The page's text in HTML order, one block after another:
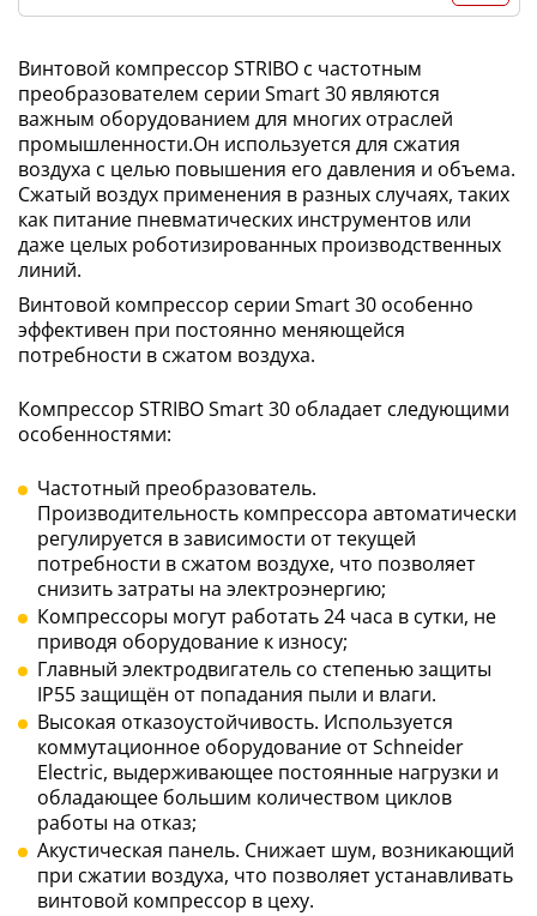
Винтовой компрессор STRIBO с частотным
преобразователем серии Smart 30 являются
важным оборудованием для многих отраслей
промышленности.Он используется для сжатия
воздуха с целью повышения его давления и объема.
Сжатый воздух применения в разных случаях, таких
как питание пневматических инструментов или
даже целых роботизированных производственных
линий.
Винтовой компрессор серии Smart 30 особенно
эффективен при постоянно меняющейся
потребности в сжатом воздуха.
Компрессор STRIBO Smart 30 обладает следующими
особенностями:
Частотный преобразователь.
Производительность компрессора автоматически
регулируется в зависимости от текущей
потребности в сжатом воздухе, что позволяет
снизить затраты на электроэнергию;
Компрессоры могут работать 24 часа в сутки, не
приводя оборудование к износу;
Главный электродвигатель со степенью защиты
IP55 защищён от попадания пыли и влаги.
Высокая отказоустойчивость. Используется
коммутационное оборудование от Schneider
Electric, выдерживающее постоянные нагрузки и
обладающее большим количеством циклов
работы на отказ;
Акустическая панель. Снижает шум, возникающий
при сжатии воздуха, что позволяет устанавливать
винтовой компрессор в цеху.